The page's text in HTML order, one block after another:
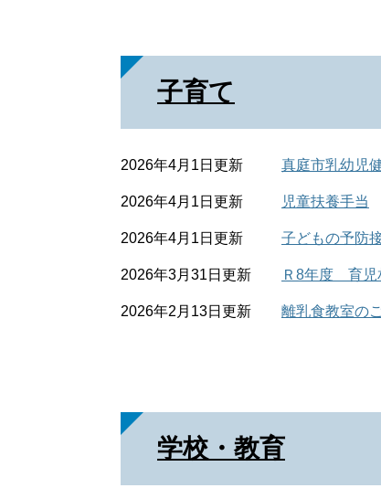
子育て
2026年4月1日更新 真庭市乳幼児
2026年4月1日更新 児童扶養手当
2026年4月1日更新 子どもの予防
2026年3月31日更新 Ｒ8年度 育児
2026年2月13日更新 離乳食教室の
学校・教育